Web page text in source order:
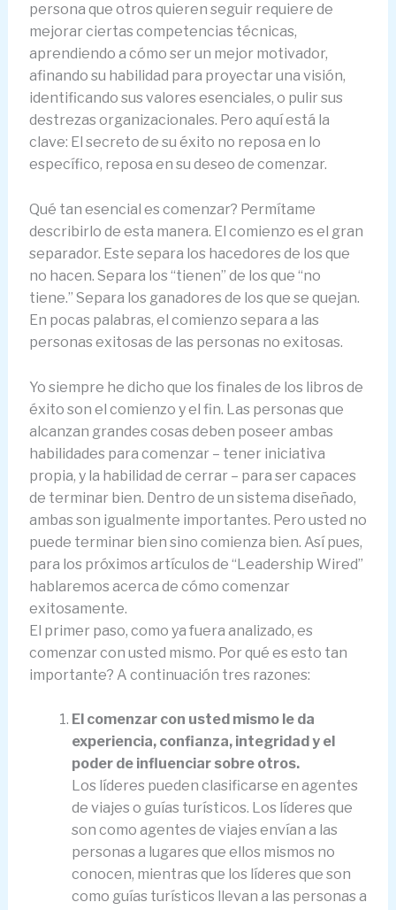
persona que otros quieren seguir requiere de
mejorar ciertas competencias técnicas,
aprendiendo a cómo ser un mejor motivador,
afinando su habilidad para proyectar una visión,
identificando sus valores esenciales, o pulir sus
destrezas organizacionales. Pero aquí está la
clave: El secreto de su éxito no reposa en lo
específico, reposa en su deseo de comenzar.
Qué tan esencial es comenzar? Permítame
describirlo de esta manera. El comienzo es el gran
separador. Este separa los hacedores de los que
no hacen. Separa los “tienen” de los que “no
tiene.” Separa los ganadores de los que se quejan.
En pocas palabras, el comienzo separa a las
personas exitosas de las personas no exitosas.
Yo siempre he dicho que los finales de los libros de
éxito son el comienzo y el fin. Las personas que
alcanzan grandes cosas deben poseer ambas
habilidades para comenzar – tener iniciativa
propia, y la habilidad de cerrar – para ser capaces
de terminar bien. Dentro de un sistema diseñado,
ambas son igualmente importantes. Pero usted no
puede terminar bien sino comienza bien. Así pues,
para los próximos artículos de “Leadership Wired”
hablaremos acerca de cómo comenzar
exitosamente.
El primer paso, como ya fuera analizado, es
comenzar con usted mismo. Por qué es esto tan
importante? A continuación tres razones:
El comenzar con usted mismo le da
experiencia, confianza, integridad y el
poder de influenciar sobre otros.
Los líderes pueden clasificarse en agentes
de viajes o guías turísticos. Los líderes que
son como agentes de viajes envían a las
personas a lugares que ellos mismos no
conocen, mientras que los líderes que son
como guías turísticos llevan a las personas a